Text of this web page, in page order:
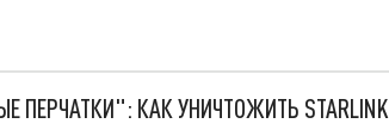
ПЕРЧАТКИ": КАК УНИЧТОЖИТЬ STARLINK